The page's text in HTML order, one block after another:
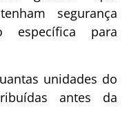
segurança
específica para
unidades do
antes da